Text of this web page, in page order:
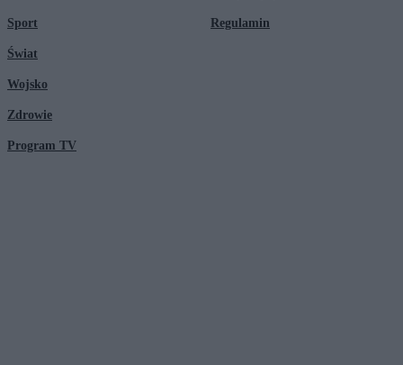
Sport
Świat
Wojsko
Zdrowie
Program TV
Regulamin